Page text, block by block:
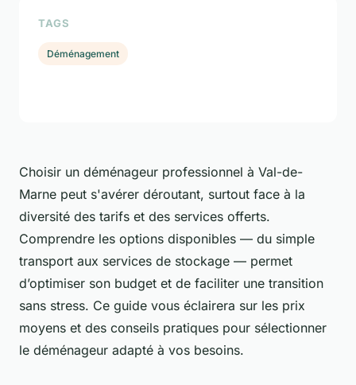
Choisir un déménageur professionnel à Val-de-
Marne peut s'avérer déroutant, surtout face à la
diversité des tarifs et des services offerts.
Comprendre les options disponibles — du simple
transport aux services de stockage — permet
d’optimiser son budget et de faciliter une transition
sans stress. Ce guide vous éclairera sur les prix
moyens et des conseils pratiques pour sélectionner
le déménageur adapté à vos besoins.
TAGS
Déménagement